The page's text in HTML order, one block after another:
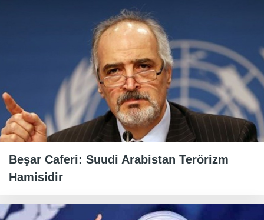
Beşar Caferi: Suudi Arabistan Terörizm
Hamisidir